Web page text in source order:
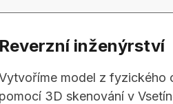
Reverzní inženýrství
model z fyzického
pomocí 3D skenování v